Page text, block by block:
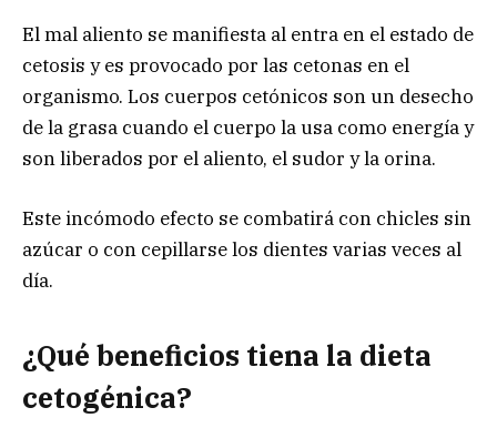
El mal aliento se manifiesta al entra en el estado de
cetosis y es provocado por las cetonas en el
organismo. Los cuerpos cetónicos son un desecho
de la grasa cuando el cuerpo la usa como energía y
son liberados por el aliento, el sudor y la orina.
Este incómodo efecto se combatirá con chicles sin
azúcar o con cepillarse los dientes varias veces al
día.
¿Qué beneficios tiena la dieta
cetogénica?